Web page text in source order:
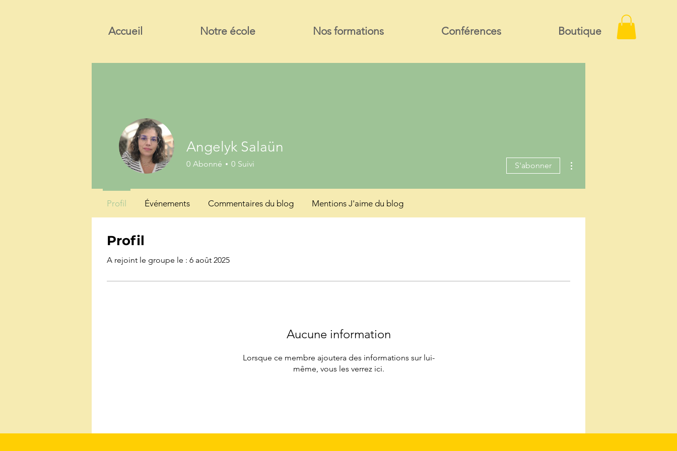
Accueil Notre école Nos formations Conférences Boutique
Profil
A rejoint le groupe le : 6 août 2025
Aucune information
Lorsque ce membre ajoutera des informations sur lui-
même, vous les verrez ici.
Angelyk Salaün
0 Abonné 0 Suivi S'abonner
Profil Événements Commentaires du blog Mentions J'aime du blog